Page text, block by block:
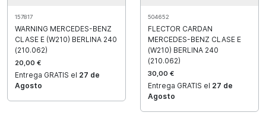
157817
WARNING MERCEDES-BENZ
CLASE E (W210) BERLINA 240
(210.062)
20,00 €
Entrega GRATIS el 27 de
Agosto
504652
FLECTOR CARDAN
MERCEDES-BENZ CLASE E
(W210) BERLINA 240
(210.062)
30,00 €
Entrega GRATIS el 27 de
Agosto